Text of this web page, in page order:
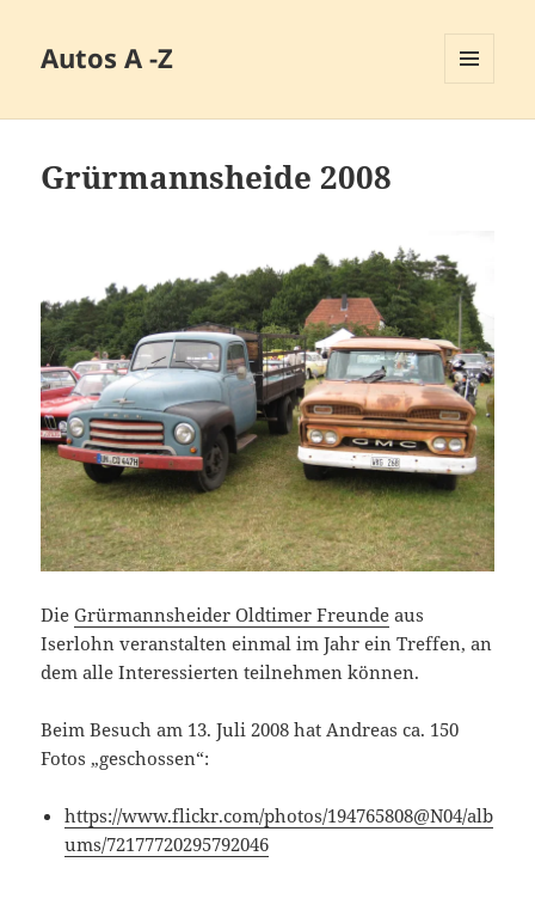
Autos A -Z
Grürmannsheide 2008
DieGrürmannsheider Oldtimer Freunde aus
Iserlohn veranstalten einmal im Jahr ein Treffen, an
dem alle Interessierten teilnehmen können.
Beim Besuch am 13. Juli 2008 hat Andreas ca. 150
Fotos „geschossen“:
https://www.flickr.com/photos/194765808@N04/alb
ums/72177720295792046